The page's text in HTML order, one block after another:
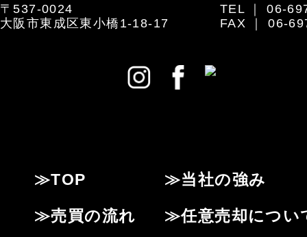
〒537-0024
大阪市東成区東小橋1-18-17
TEL ｜ 06-
FAX ｜ 06-
≫TOP ≫当社の強み
≫売買の流れ ≫任意売却につい